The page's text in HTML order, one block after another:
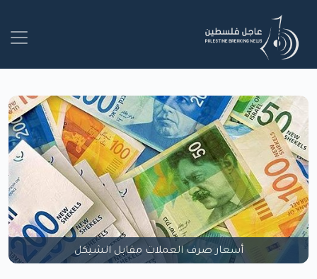
أسعار صرف العملات مقابل الشيكل